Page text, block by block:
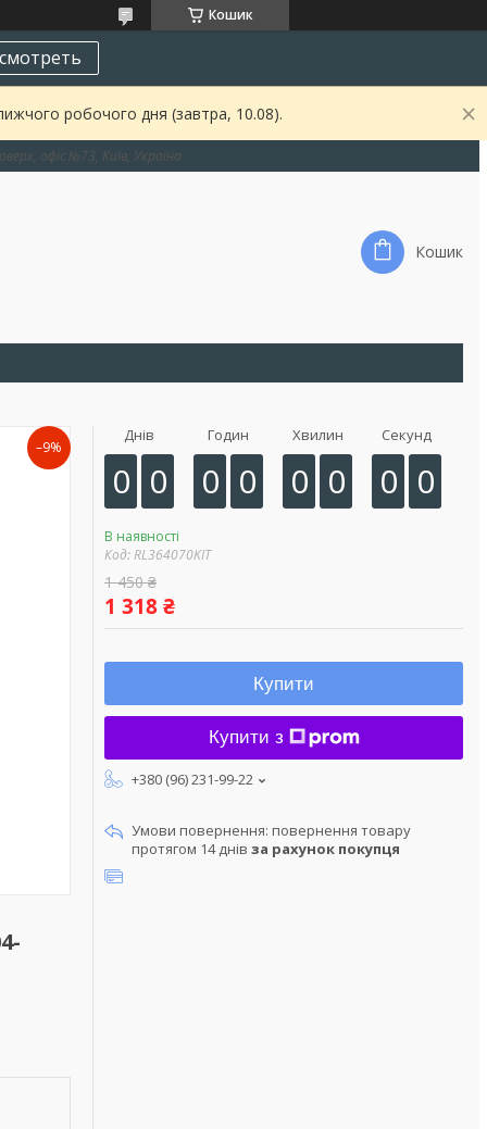
Кошик
робочого дня (завтра, 10.08).
офіс №73, Київ, Україна
Кошик
–9%
Днів
0 0
Годин
0 0
Хвилин
0 0
Секунд
0 0
В наявності
Код:RL364070KIT
1 450 ₴
1 318 ₴
Купити
Купити з
+380 (96) 231-99-22
повернення товару
протягом 14 днів за рахунок покупця